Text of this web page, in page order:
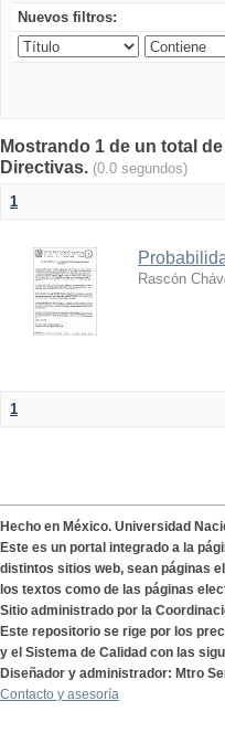
Nuevos filtros:
Mostrando 1 de un total
Directivas. (0.0 segundos)
1
Rascón
1
Hecho en México. Universidad
Este es un portal integrado a la
distintos sitios web, sean páginas
los textos como de las páginas
Sitio administrado por la
Este repositorio se rige por los
y el Sistema de Calidad con las
Diseñador y administrador: Mtro
Contacto y asesoría